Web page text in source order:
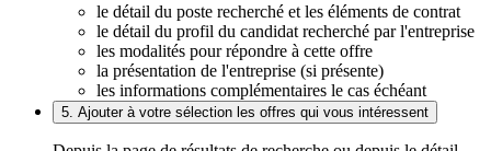
le détail du poste recherché et les éléments de contrat
le détail du profil du candidat recherché par l'entreprise
les modalités pour répondre à cette offre
la présentation de l'entreprise (si présente)
les informations complémentaires le cas échéant
5. Ajouter à votre sélection les offres qui vous intéressent